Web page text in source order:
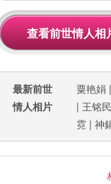
最新前世
情人相片
粟艳娟
| 王铭民
霓 | 神